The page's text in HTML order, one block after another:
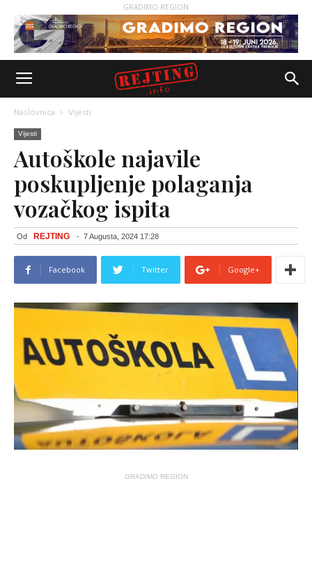
GRADIMO REGION
Naslovnica Vijesti
Vijesti
Autoškole najavile
poskupljenje polaganja
vozačkog ispita
Od REJTING - 7 Augusta, 2024 17:28
Facebook Twitter Google+
GRADIMO REGION